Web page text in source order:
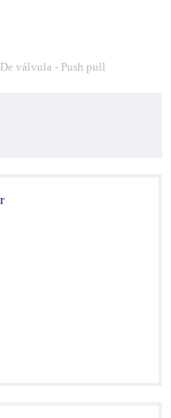
De válvula - Push pull